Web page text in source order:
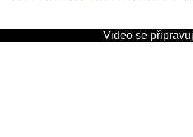
Video se